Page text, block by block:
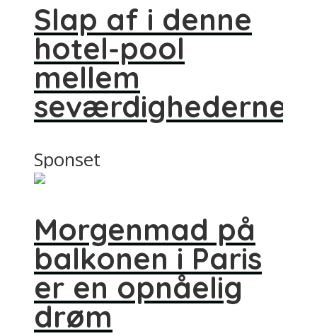
Slap af i denne
hotel-pool
mellem
seværdighederne
Sponset
Morgenmad på
balkonen i Paris
er en opnåelig
drøm